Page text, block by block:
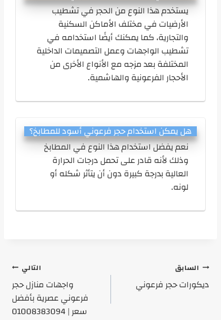
يستخدم هذا النوع من الحجر في تشطيب
الأرضيات في مختلف الأماكن السكنية
والتجارية، كما يمكنك أيضًا استخدامه في
تشطيب الواجهات وعمل التصميمات الداخلية
المختلفة بعد مزجه مع الأنواع الأخرى من
الأحجار الفرعونية والهاشمية.
هل يمكن استخدام حجر فرعوني أسود للمطابخ؟
نعم يفضل استخدام هذا النوع في المطابخ
وذلك لأنه قادر على تحمل درجات الحرارة
العالية بدرجة كبيرة دون أن يتأثر شكله أو
لونه.
تصفّح
المقالات
السابق
ديكورات حجر فرعوني
التالي
واجهات منازل حجر
فرعوني عصرية بأفضل
سعر | 01008383094